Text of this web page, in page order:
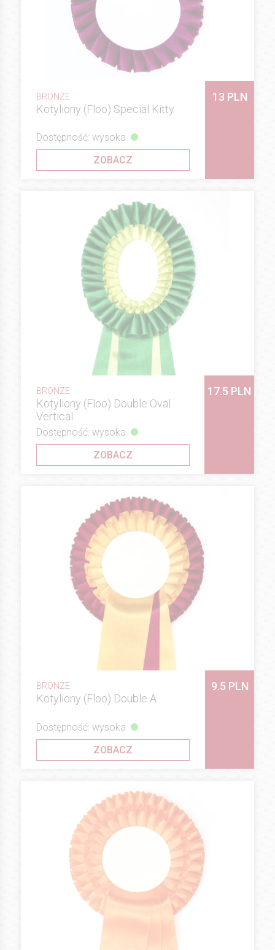
BRONZE
Kotyliony (Floo) Special Kitty
13 PLN
Dostępność: wysoka
ZOBACZ
BRONZE
Kotyliony (Floo) Double Oval
Vertical
17.5 PLN
Dostępność: wysoka
ZOBACZ
BRONZE
Kotyliony (Floo) Double A
9.5 PLN
Dostępność: wysoka
ZOBACZ